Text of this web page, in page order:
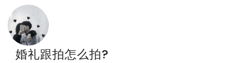
婚礼跟拍怎么拍?